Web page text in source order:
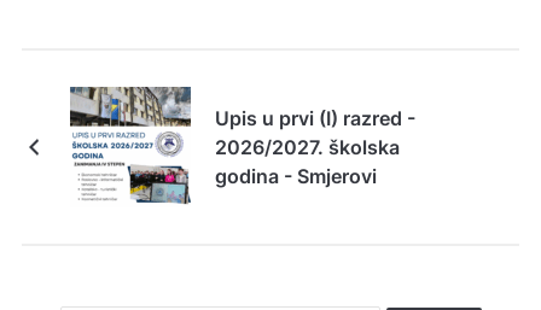
Upis u prvi (I) razred -
2026/2027. školska
godina - Smjerovi